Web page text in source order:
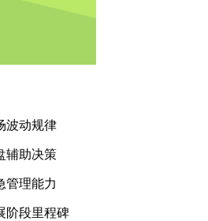
波动规律
辅助决策
管理能力
阶段里程碑